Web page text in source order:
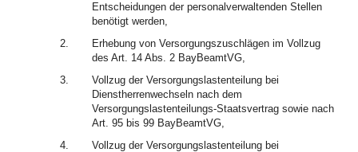
Entscheidungen der personalverwaltenden Stellen
benötigt werden,
2.
Erhebung von Versorgungszuschlägen im Vollzug
des Art. 14 Abs. 2 BayBeamtVG,
3.
Vollzug der Versorgungslastenteilung bei
Dienstherrenwechseln nach dem
Versorgungslastenteilungs-Staatsvertrag sowie nach
Art. 95 bis 99 BayBeamtVG,
4.
Vollzug der Versorgungslastenteilung bei